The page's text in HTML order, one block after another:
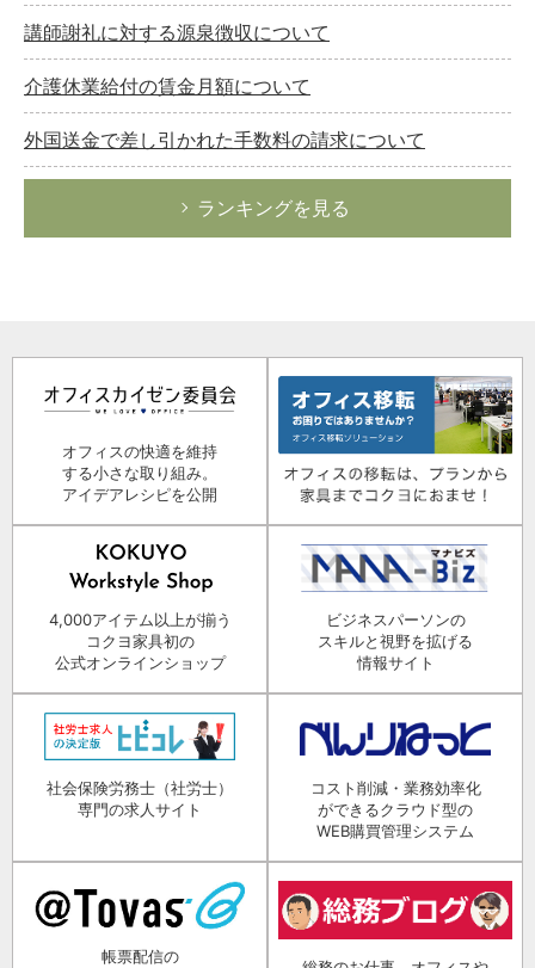
講師謝礼に対する源泉徴収について
介護休業給付の賃金月額について
外国送金で差し引かれた手数料の請求について
ランキングを見る
オフィスの快適を維持
する小さな取り組み。
アイデアレシピを公開
4,000アイテム以上が揃う
コクヨ家具初の
公式オンラインショップ
ビジネスパーソンの
スキルと視野を拡げる
情報サイト
社会保険労務士（社労士）
専門の求人サイト
コスト削減・業務効率化
ができるクラウド型の
WEB購買管理システム
帳票配信の